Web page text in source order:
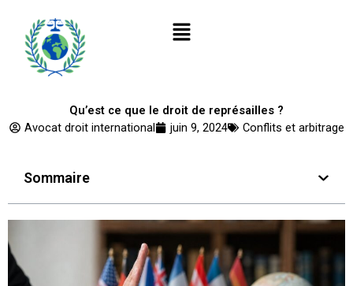
contenu
Menu
Qu’est ce que le droit de représailles ?
Avocat droit international
juin 9, 2024 Conflits et arbitrage
Sommaire